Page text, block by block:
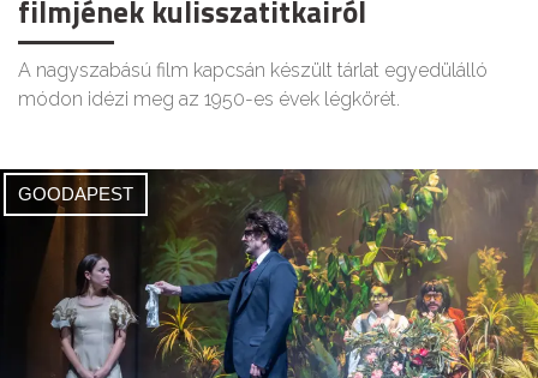
filmjének kulisszatitkairól
A nagyszabású film kapcsán készült tárlat egyedülálló
módon idézi meg az 1950-es évek légkörét.
GOODAPEST